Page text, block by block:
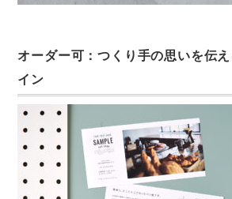
オーダー可：つくり手の思いを伝
イン